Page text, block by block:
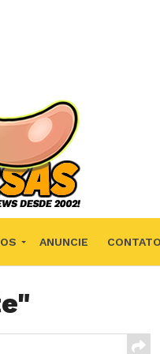
ANUNCIE CONTATO